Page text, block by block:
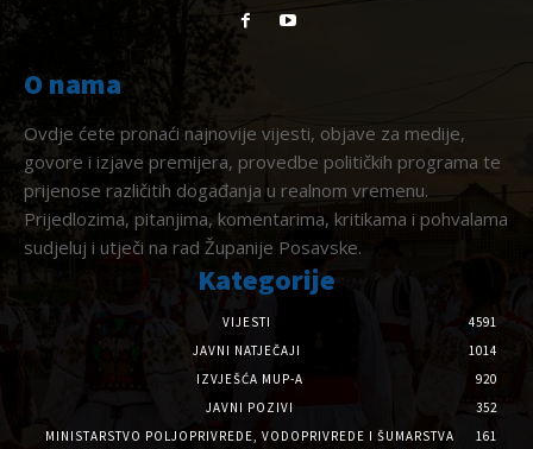
O nama
Ovdje ćete pronaći najnovije vijesti, objave za medije,
govore i izjave premijera, provedbe političkih programa te
prijenose različitih događanja u realnom vremenu.
Prijedlozima, pitanjima, komentarima, kritikama i pohvalama
sudjeluj i utječi na rad Županije Posavske.
Kategorije
VIJESTI
4591
JAVNI NATJEČAJI
1014
IZVJEŠĆA MUP-A
920
JAVNI POZIVI
352
MINISTARSTVO POLJOPRIVREDE, VODOPRIVREDE I ŠUMARSTVA
161